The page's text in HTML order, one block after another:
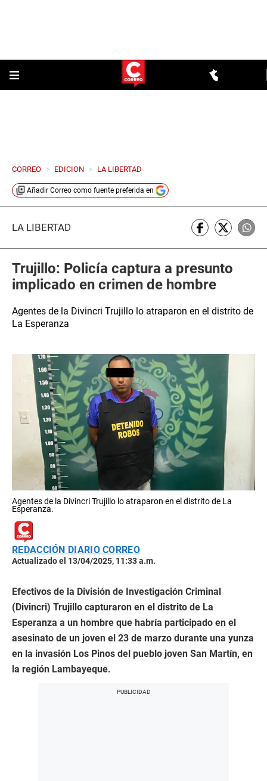
CORREO > EDICION > LA LIBERTAD
Añadir Correo como fuente preferida en
LA LIBERTAD
Trujillo: Policía captura a presunto
implicado en crimen de hombre
Agentes de la Divincri Trujillo lo atraparon en el distrito de
La Esperanza
Agentes de la Divincri Trujillo lo atraparon en el distrito de La
Esperanza.
REDACCIÓN DIARIO CORREO
Actualizado el 13/04/2025, 11:33 a.m.
Efectivos de la División de Investigación Criminal
(Divincri) Trujillo capturaron en el distrito de La
Esperanza a un hombre que habría participado en el
asesinato de un joven el 23 de marzo durante una yunza
en la invasión Los Pinos del pueblo joven San Martín, en
la región Lambayeque.